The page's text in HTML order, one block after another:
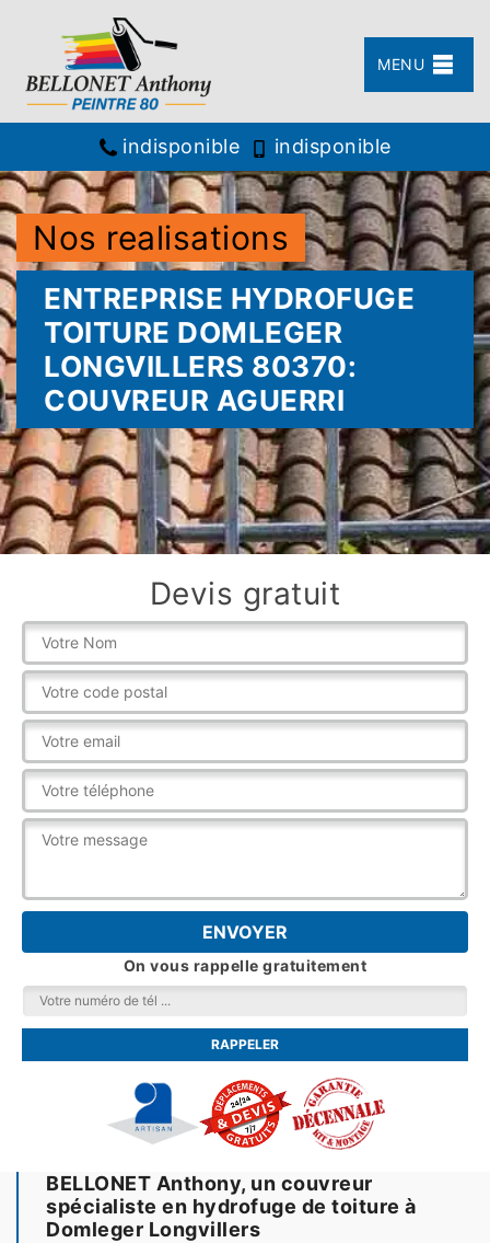
MENU
indisponible indisponible
Nos realisations
ENTREPRISE HYDROFUGE
TOITURE DOMLEGER
LONGVILLERS 80370:
COUVREUR AGUERRI
Devis gratuit
On vous rappelle gratuitement
BELLONET Anthony, un couvreur
spécialiste en hydrofuge de toiture à
Domleger Longvillers